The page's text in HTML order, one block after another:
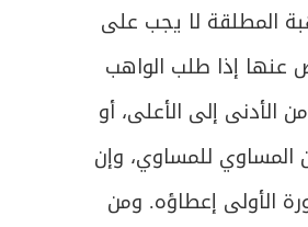
المطلقة لا يجب على
عنها إذا طلب الواهب
الأدنى إلى الأعلى، أو
المساوي للمساوي، وإن
الأولى إعطاؤه. ومن
ـ في غموض الوصايا وتعارضها
ـ في حكم النماء والتلف
ـ في الوصية بالولاية على